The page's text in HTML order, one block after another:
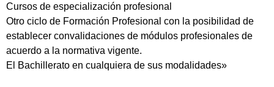
Cursos de especialización profesional
Otro ciclo de Formación Profesional con la posibilidad de
establecer convalidaciones de módulos profesionales de
acuerdo a la normativa vigente.
El Bachillerato en cualquiera de sus modalidades»